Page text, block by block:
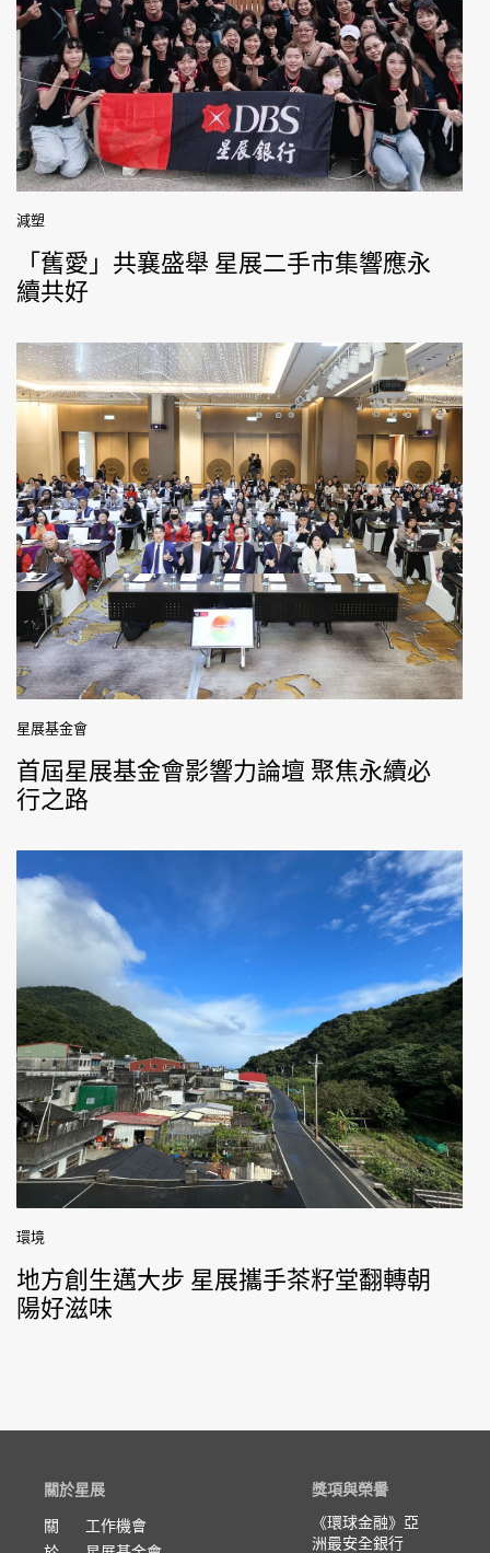
減塑
「舊愛」共襄盛舉 星展二手市集響應永
續共好
星展基金會
首屆星展基金會影響力論壇 聚焦永續必
行之路
環境
地方創生邁大步 星展攜手茶籽堂翻轉朝
陽好滋味
關於星展
關
工作機會
獎項與榮譽
《環球金融》亞
洲最安全銀行